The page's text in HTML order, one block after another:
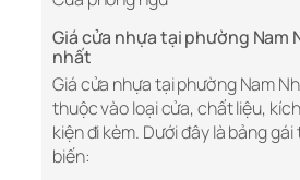
Giá cửa nhựa tại phường Nam
nhất
Giá cửa nhựa tại phường Nam
thuộc vào loại cửa, chất liệu,
kiện đi kèm. Dưới đây là bảng
biến: